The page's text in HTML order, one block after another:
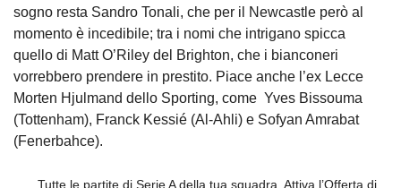
sogno resta Sandro Tonali, che per il Newcastle però al
momento è incedibile; tra i nomi che intrigano spicca
quello di Matt O’Riley del Brighton, che i bianconeri
vorrebbero prendere in prestito. Piace anche l’ex Lecce
Morten Hjulmand dello Sporting, come Yves Bissouma
(Tottenham), Franck Kessié (Al-Ahli) e Sofyan Amrabat
(Fenerbahce).
Tutte le partite di Serie A della tua squadra. Attiva l’Offerta di